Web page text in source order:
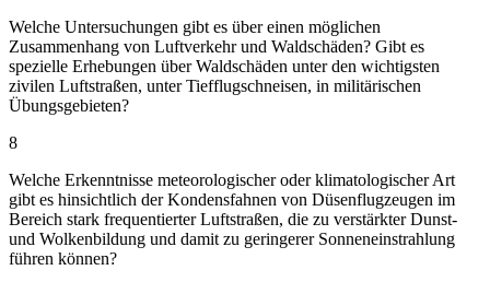
Welche Untersuchungen gibt es über einen möglichen
Zusammenhang von Luftverkehr und Waldschäden? Gibt es
spezielle Erhebungen über Waldschäden unter den wichtigsten
zivilen Luftstraßen, unter Tiefflugschneisen, in militärischen
Übungsgebieten?
8
Welche Erkenntnisse meteorologischer oder klimatologischer Art
gibt es hinsichtlich der Kondensfahnen von Düsenflugzeugen im
Bereich stark frequentierter Luftstraßen, die zu verstärkter Dunst-
und Wolkenbildung und damit zu geringerer Sonneneinstrahlung
führen können?